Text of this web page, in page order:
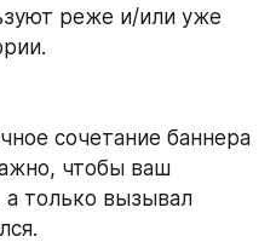
реже и/или уже
сочетание баннера
чтобы ваш
а только вызывал